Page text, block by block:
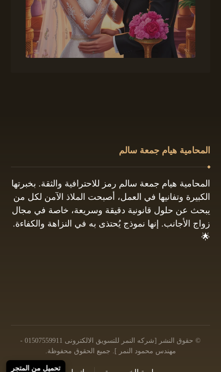
المحامية هيام جمعة سالم
المحامية هيام جمعة سالم رمز للاحترافية والثقة. بخبرتها
الكبيرة وتفانيها في العمل، أصبحت الملاذ الآمن لكل من
يبحث عن حلول قانونية دقيقة وسريعة، خاصة في مجال
زواج الأجانب. إنها نموذج يُحتذى به في النزاهة والكفاءة.
🌟
© حقوق النشر [شركه النمر للتسويق الالكترونى 01507559911 -
مهندس محمود النمر ]. جميع الحقوق محفوظة.
تحميل من المتجر